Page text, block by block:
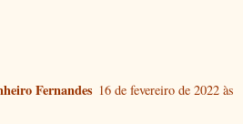
Fernandes 16 de fevereiro de 2022 às